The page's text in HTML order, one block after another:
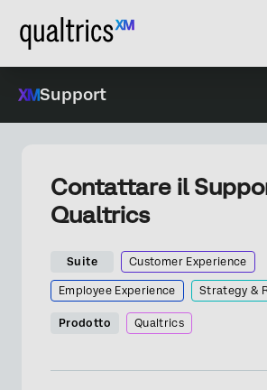
Support
Contattare il
Qualtrics
Suite Customer Experience
Employee Experience Strategy &
Prodotto Qualtrics